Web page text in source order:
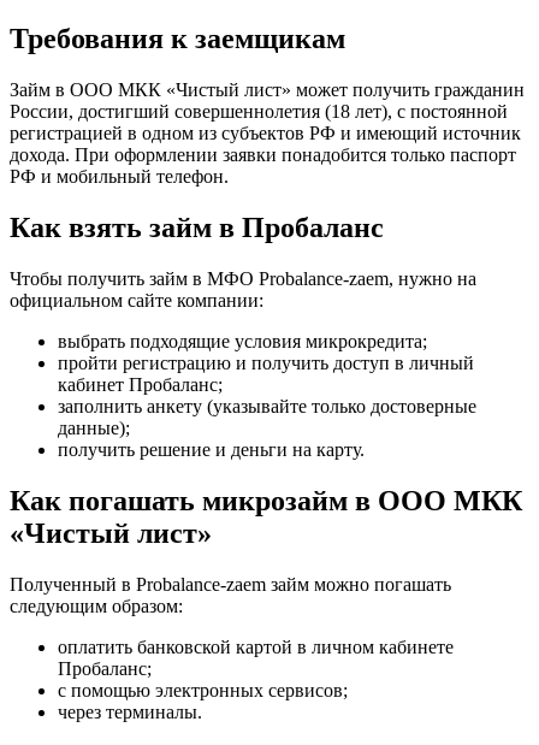
Требования к заемщикам
Займ в ООО МКК «Чистый лист» может получить гражданин
России, достигший совершеннолетия (18 лет), с постоянной
регистрацией в одном из субъектов РФ и имеющий источник
дохода. При оформлении заявки понадобится только паспорт
РФ и мобильный телефон.
Как взять займ в Пробаланс
Чтобы получить займ в МФО Probalance-zaem, нужно на
официальном сайте компании:
выбрать подходящие условия микрокредита;
пройти регистрацию и получить доступ в личный
кабинет Пробаланс;
заполнить анкету (указывайте только достоверные
данные);
получить решение и деньги на карту.
Как погашать микрозайм в ООО МКК
«Чистый лист»
Полученный в Probalance-zaem займ можно погашать
следующим образом:
оплатить банковской картой в личном кабинете
Пробаланс;
с помощью электронных сервисов;
через терминалы.